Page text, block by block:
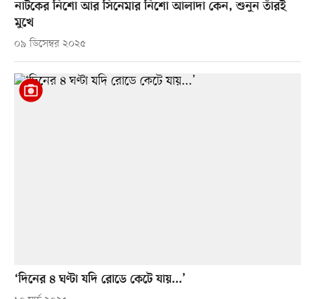
নাটকের নিশো আর সিনেমার নিশো আলাদা কেন, শুনুন তাঁরই
মুখে
০৯ ডিসেম্বর ২০২৫
‘দিনের ৪ ঘণ্টা যদি রোডে কেটে যায়...’